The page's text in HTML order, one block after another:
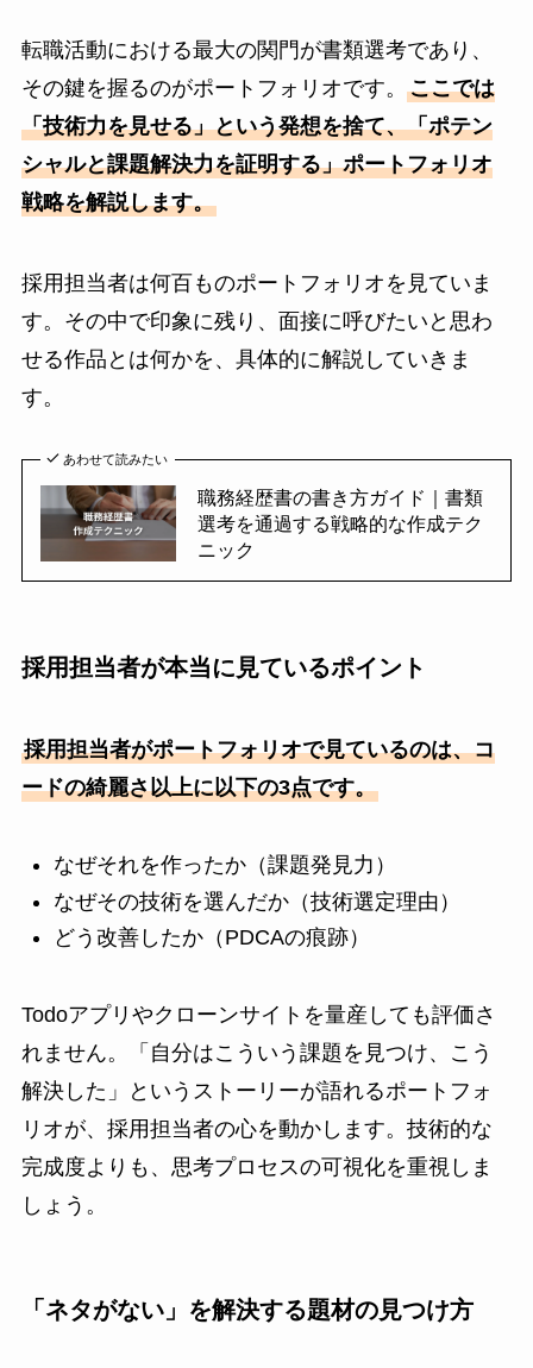
転職活動における最大の関門が書類選考であり、
その鍵を握るのがポートフォリオです。 ここでは
「技術力を見せる」という発想を捨て、「ポテン
シャルと課題解決力を証明する」ポートフォリオ
戦略を解説します。
採用担当者は何百ものポートフォリオを見ていま
す。その中で印象に残り、面接に呼びたいと思わ
せる作品とは何かを、具体的に解説していきま
す。
あわせて読みたい
職務経歴書の書き方ガイド｜書類
選考を通過する戦略的な作成テク
ニック
採用担当者が本当に見ているポイント
採用担当者がポートフォリオで見ているのは、コ
ードの綺麗さ以上に以下の3点です。
なぜそれを作ったか（課題発見力）
なぜその技術を選んだか（技術選定理由）
どう改善したか（PDCAの痕跡）
Todoアプリやクローンサイトを量産しても評価さ
れません。「自分はこういう課題を見つけ、こう
解決した」というストーリーが語れるポートフォ
リオが、採用担当者の心を動かします。技術的な
完成度よりも、思考プロセスの可視化を重視しま
しょう。
「ネタがない」を解決する題材の見つけ方